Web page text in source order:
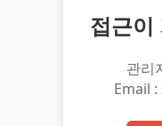
접근이
관리
Email